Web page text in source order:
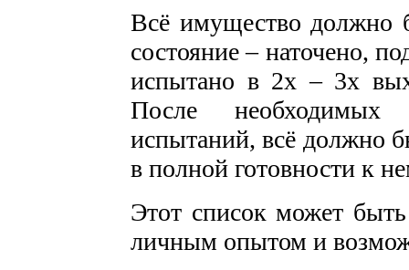
Всё имущество должно
состояние – наточено,
испытано в 2х – 3х
После необходимых
испытаний, всё должно
в полной готовности к
Этот список может быть
личным опытом и